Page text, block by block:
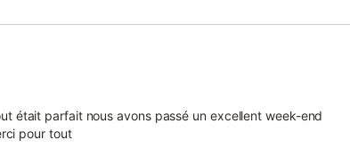
était parfait nous avons passé un excellent week-end
pour tout